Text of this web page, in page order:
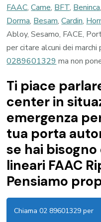
FAAC,Came, BFT, Beninca
Dorma, Besam,Cardin,
Abloy, Sesamo, FACE,
per citare alcuni dei
0289601329 ma non
Ti piace
center in
emergenza
tua porta
se hai
lineari FAAC
Pensiamo
Chiama 02 89601329 per